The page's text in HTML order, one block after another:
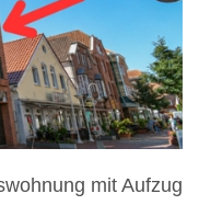
mit Aufzug